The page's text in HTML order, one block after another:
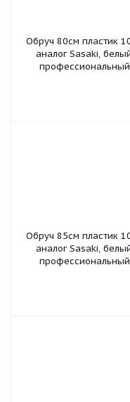
Обруч 80см пластик
аналог Sasaki,
профессиональный
Обруч 85см пластик
аналог Sasaki,
профессиональный